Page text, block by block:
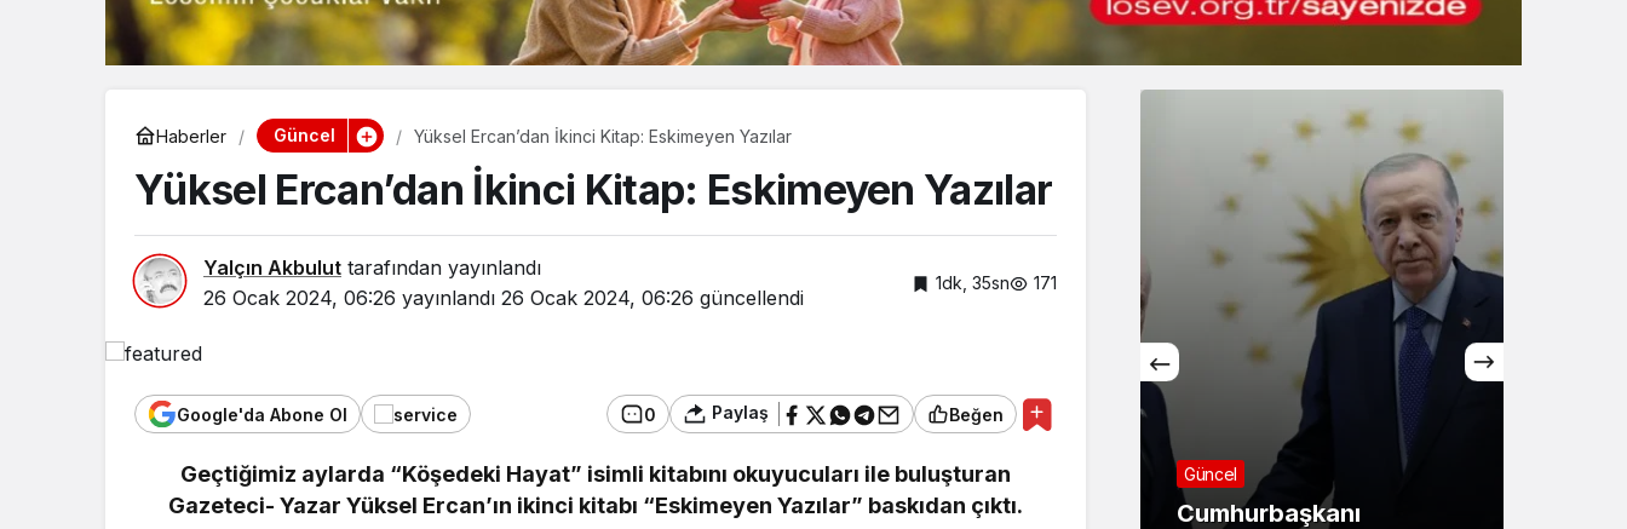
Gece Modu
Sistem Modu
Sistem modunu seçin.
Haberler Güncel Yüksel Ercan’dan İkinci Kitap: Eskimeyen Yazılar
Yüksel Ercan’dan İkinci Kitap: Eskimeyen Yazılar
Yalçın Akbulut tarafından yayınlandı
26 Ocak 2024, 06:26 yayınlandı 26 Ocak 2024, 06:26 güncellendi
1dk, 35sn 171
Google'da Abone Ol 0 Paylaş Beğen
Geçtiğimiz aylarda “Köşedeki Hayat” isimli kitabını okuyucuları ile buluşturan
Gazeteci- Yazar Yüksel Ercan’ın ikinci kitabı “Eskimeyen Yazılar” baskıdan çıktı.
Yaşam
Bozcaada mercan
Güncel
Cumhurbaşkanı
71 ilde dev narkotik